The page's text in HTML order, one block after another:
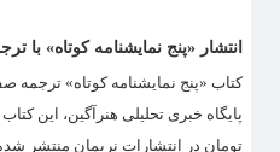
انتشار «پنج‌ نمایشنامه کوتاه» با
کتاب «پنج نمایشنامه کوتاه»
تومان در انتشارات نریمان منتشر